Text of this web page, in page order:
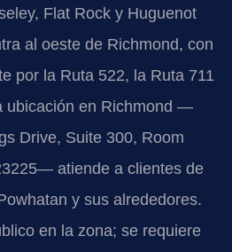
Flat Rock y Huguenot
al oeste de Richmond, con
por la Ruta 522, la Ruta 711
ubicación en Richmond —
Drive, Suite 300, Room
atiende a clientes de
y sus alrededores.
en la zona; se requiere